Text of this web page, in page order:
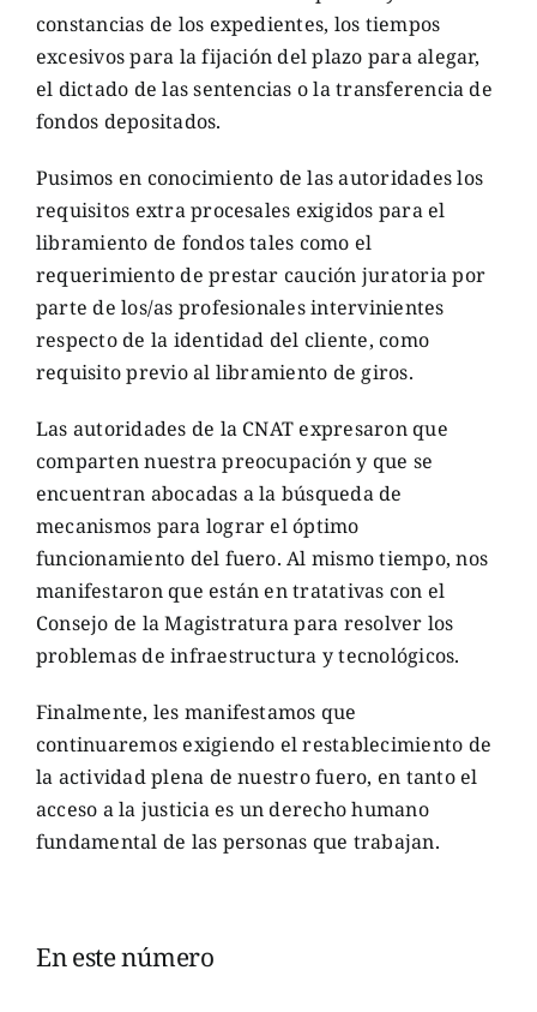
constancias de los expedientes, los tiempos
excesivos para la fijación del plazo para alegar,
el dictado de las sentencias o la transferencia de
fondos depositados.
Pusimos en conocimiento de las autoridades los
requisitos extra procesales exigidos para el
libramiento de fondos tales como el
requerimiento de prestar caución juratoria por
parte de los/as profesionales intervinientes
respecto de la identidad del cliente, como
requisito previo al libramiento de giros.
Las autoridades de la CNAT expresaron que
comparten nuestra preocupación y que se
encuentran abocadas a la búsqueda de
mecanismos para lograr el óptimo
funcionamiento del fuero. Al mismo tiempo, nos
manifestaron que están en tratativas con el
Consejo de la Magistratura para resolver los
problemas de infraestructura y tecnológicos.
Finalmente, les manifestamos que
continuaremos exigiendo el restablecimiento de
la actividad plena de nuestro fuero, en tanto el
acceso a la justicia es un derecho humano
fundamental de las personas que trabajan.
En este número